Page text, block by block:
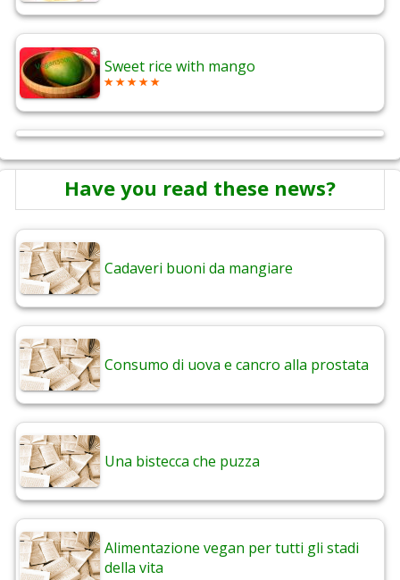
Sweet rice with mango
Have you read these news?
Cadaveri buoni da mangiare
Consumo di uova e cancro alla prostata
Una bistecca che puzza
Alimentazione vegan per tutti gli stadi
della vita